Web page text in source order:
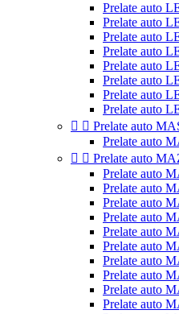
Prelate auto
Prelate auto
Prelate auto
Prelate auto
Prelate auto
Prelate auto
Prelate auto
Prelate auto
  Prelate auto
Prelate auto
  Prelate auto
Prelate auto
Prelate auto
Prelate auto
Prelate auto
Prelate auto
Prelate auto
Prelate auto
Prelate auto
Prelate auto
Prelate auto